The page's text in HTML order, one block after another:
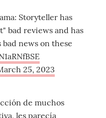
Storyteller has
bad reviews and has
news on these
25, 2023
de muchos
les parecía